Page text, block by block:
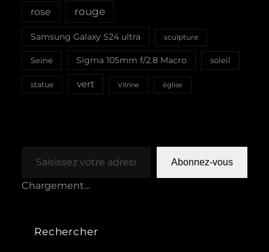
rose rouge
Samsung Galaxy S24 ultra sculpture
Seine Sigma 105mm f/2.8 Macro soleil
statue vert Vitrine église
Abonnez-vous
Chargement…
Rechercher